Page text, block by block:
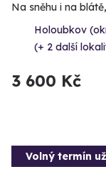
Na sněhu i na
Holoubkov
(+ 2 další
3 600 Kč
Volný termín